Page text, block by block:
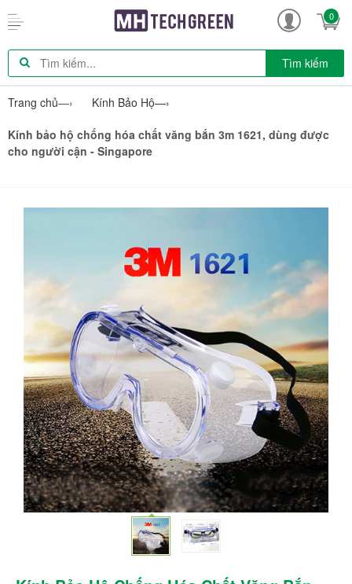
0
Tìm kiếm
Trang chủ—› Kính Bảo Hộ—›
Kính bảo hộ chống hóa chất văng bắn 3m 1621, dùng được
cho người cận - Singapore